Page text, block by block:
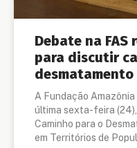
Debate na
para discutir
desmatamento
A Fundação
última sexta-feira
Caminho para o
em Territórios de